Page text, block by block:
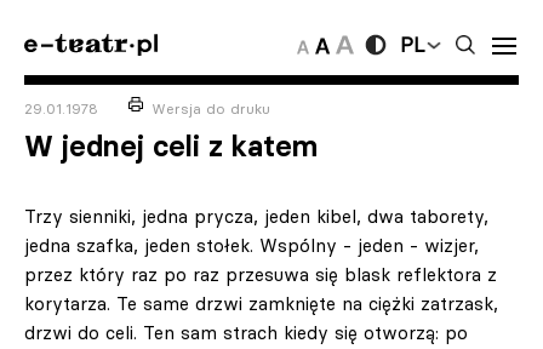
PL
29.01.1978 Wersja do druku
W jednej celi z katem
Trzy sienniki, jedna prycza, jeden kibel, dwa taborety,
jedna szafka, jeden stołek. Wspólny - jeden - wizjer,
przez który raz po raz przesuwa się blask reflektora z
korytarza. Te same drzwi zamknięte na ciężki zatrzask,
drzwi do celi. Ten sam strach kiedy się otworzą: po